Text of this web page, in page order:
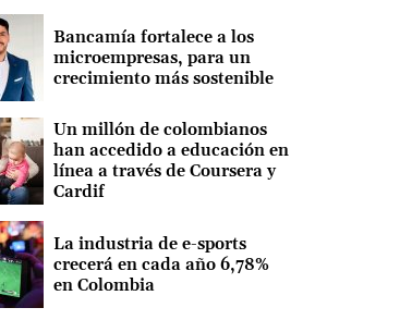
Bancamía fortalece a los
microempresas, para un
crecimiento más sostenible
Un millón de colombianos
han accedido a educación en
línea a través de Coursera y
Cardif
La industria de e-sports
crecerá en cada año 6,78%
en Colombia